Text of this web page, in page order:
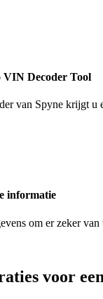
VIN Decoder Tool
van Spyne krijgt u
informatie
om er zeker
voor